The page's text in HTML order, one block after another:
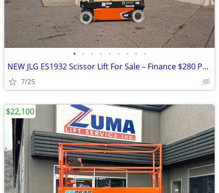
• • • • • • • • •
NEW JLG ES1932 Scissor Lift For Sale – Finance $280 Per Mo*
7/25
$22,100